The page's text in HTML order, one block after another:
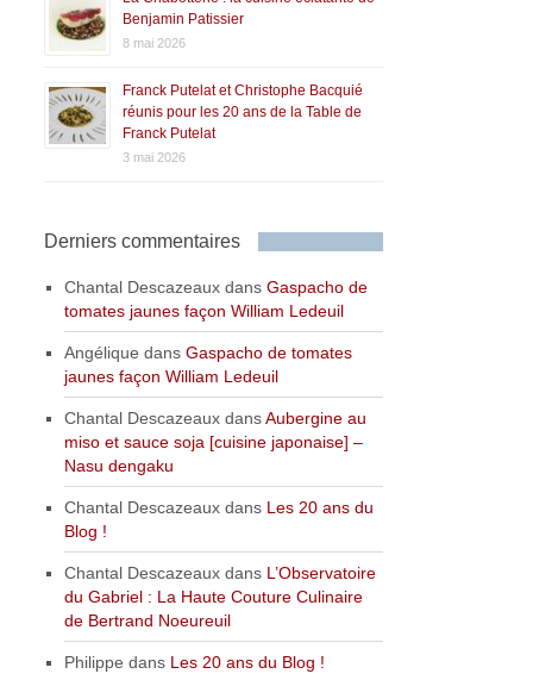
Benjamin Patissier
8 mai 2026
Franck Putelat et Christophe Bacquié
réunis pour les 20 ans de la Table de
Franck Putelat
3 mai 2026
Derniers commentaires
Chantal Descazeaux dansGaspacho de
tomates jaunes façon William Ledeuil
Angélique dansGaspacho de tomates
jaunes façon William Ledeuil
Chantal Descazeaux dansAubergine au
miso et sauce soja [cuisine japonaise] –
Nasu dengaku
Chantal Descazeaux dans Les 20 ans du
Blog !
Chantal Descazeaux dans L’Observatoire
du Gabriel : La Haute Couture Culinaire
de Bertrand Noeureuil
Philippe dans Les 20 ans du Blog !